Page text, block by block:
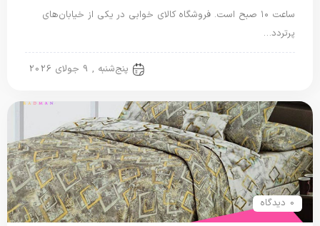
ساعت ۱۰ صبح است. فروشگاه کالای خوابی در یکی از خیابان‌های
پرتردد…
پنج‌شنبه , 9 جولای 2026
0 دیدگاه